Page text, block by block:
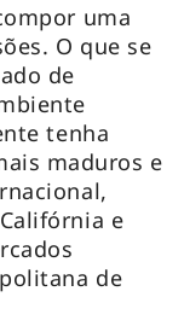
uma
O que se
de
tenha
maduros e
e
de